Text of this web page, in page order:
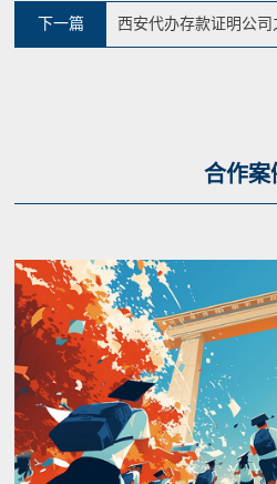
西安代办存款证明公
下一篇
合作案